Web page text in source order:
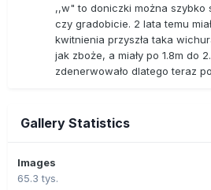
,,w" to doniczki można
czy gradobicie. 2 lata temu
kwitnienia przyszła taka
jak zboże, a miały po 1.8m do
zdenerwowało dlatego teraz
Gallery Statistics
Images
65.3 tys.